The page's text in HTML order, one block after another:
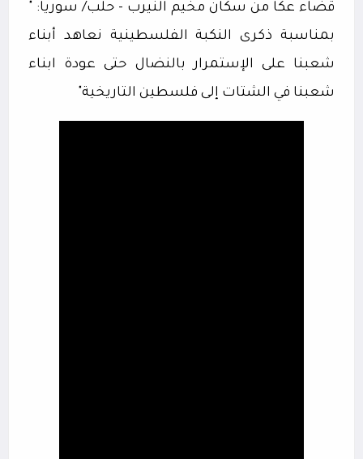
قضاء عكا من سكان مخيم النيرب - حلب/ سوريا: "
بمناسبة ذكرى النكبة الفلسطينية نعاهد أبناء
شعبنا على الإستمرار بالنضال حتى عودة ابناء
شعبنا في الشتات إلى فلسطين التاريخية"